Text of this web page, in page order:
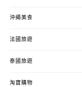
沖繩美食
法國旅遊
泰國旅遊
淘寶購物